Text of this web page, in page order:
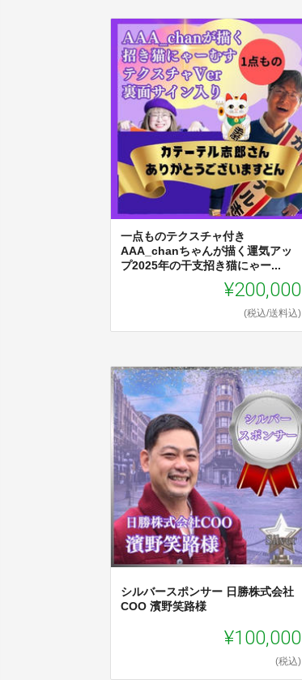
一点ものテクスチャ付き
AAA_chanちゃんが描く運気アッ
プ2025年の干支招き猫にゃー...
¥200,000
(税込/送料込)
シルバースポンサー 日勝株式会社
COO 濱野笑路様
¥100,000
(税込)